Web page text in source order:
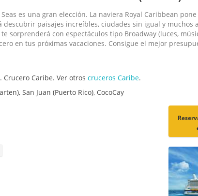
es una gran elección. La naviera Royal Caribbean
paisajes increíbles, ciudades sin igual y muchos
sorprenderá con espectáculos tipo Broadway (luces,
en tus próximas vacaciones. Consigue el mejor
Crucero Caribe. Ver otroscruceros Caribe.
San Juan (Puerto Rico), CocoCay